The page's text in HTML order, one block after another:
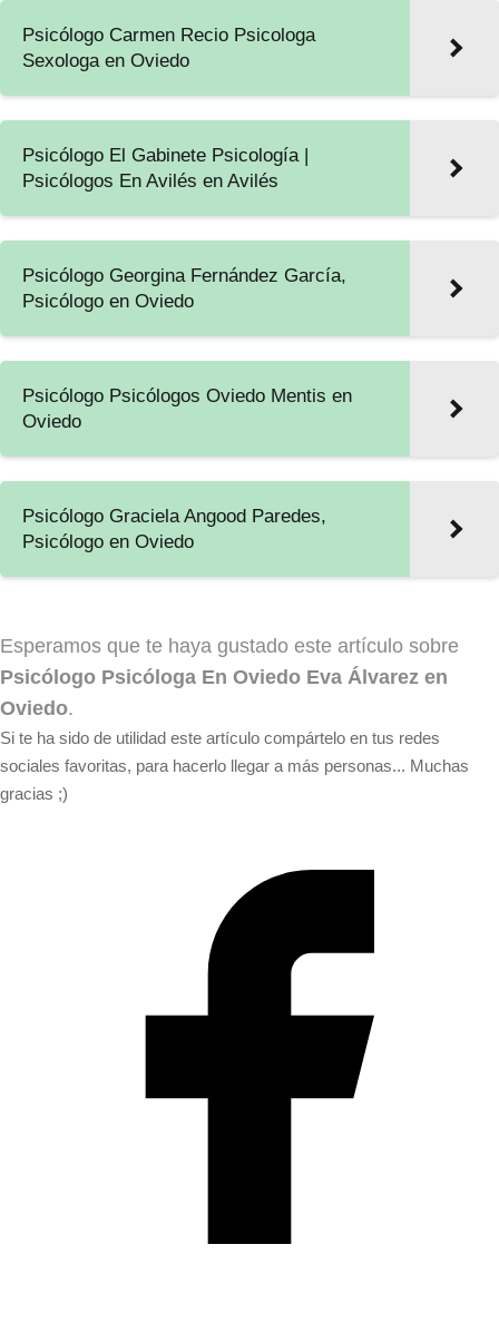
Psicólogo Carmen Recio Psicologa
Sexologa en Oviedo
Psicólogo El Gabinete Psicología |
Psicólogos En Avilés en Avilés
Psicólogo Georgina Fernández García,
Psicólogo en Oviedo
Psicólogo Psicólogos Oviedo Mentis en
Oviedo
Psicólogo Graciela Angood Paredes,
Psicólogo en Oviedo
Esperamos que te haya gustado este artículo sobre
Psicólogo Psicóloga En Oviedo Eva Álvarez en
Oviedo.
Si te ha sido de utilidad este artículo compártelo en tus redes
sociales favoritas, para hacerlo llegar a más personas... Muchas
gracias ;)